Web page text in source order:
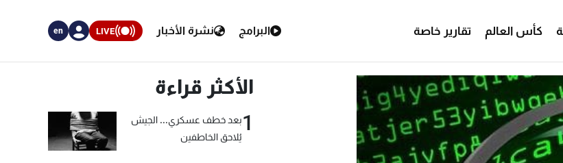
كأس العالم تقارير خاصة البرامج نشرة الأخبار LIVE
en
الأكثر قراءة
1بعد خطف عسكري... الجيش
يُلاحق الخاطفين